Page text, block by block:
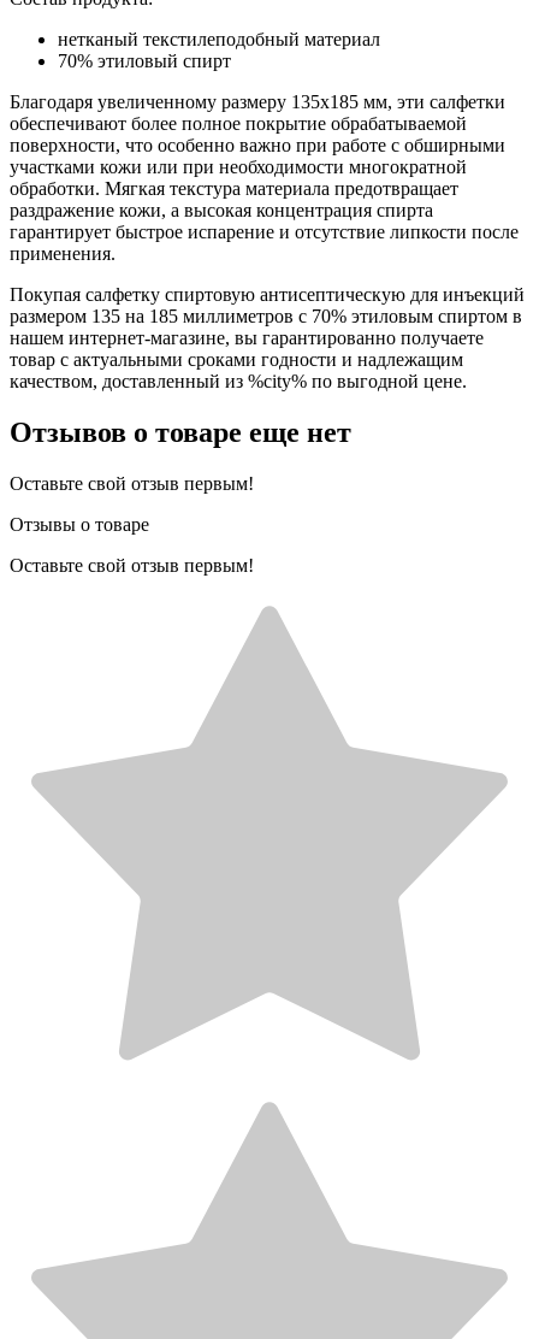
нетканый текстилеподобный материал
70% этиловый спирт
Благодаря увеличенному размеру 135х185 мм, эти салфетки
обеспечивают более полное покрытие обрабатываемой
поверхности, что особенно важно при работе с обширными
участками кожи или при необходимости многократной
обработки. Мягкая текстура материала предотвращает
раздражение кожи, а высокая концентрация спирта
гарантирует быстрое испарение и отсутствие липкости после
применения.
Покупая салфетку спиртовую антисептическую для инъекций
размером 135 на 185 миллиметров с 70% этиловым спиртом в
нашем интернет-магазине, вы гарантированно получаете
товар с актуальными сроками годности и надлежащим
качеством, доставленный из %city% по выгодной цене.
Отзывов о товаре еще нет
Оставьте свой отзыв первым!
Отзывы о товаре
Оставьте свой отзыв первым!